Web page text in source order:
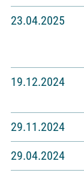
23.04.2025
19.12.2024
29.11.2024
29.04.2024